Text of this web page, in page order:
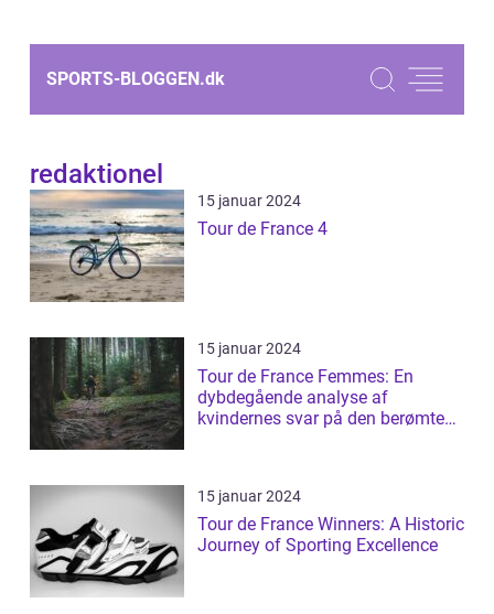
SPORTS-BLOGGEN.dk
redaktionel
15 januar 2024
Tour de France 4
15 januar 2024
Tour de France Femmes: En
dybdegående analyse af
kvindernes svar på den berømte
15 januar 2024
Tour de France Winners: A Historic
Journey of Sporting Excellence